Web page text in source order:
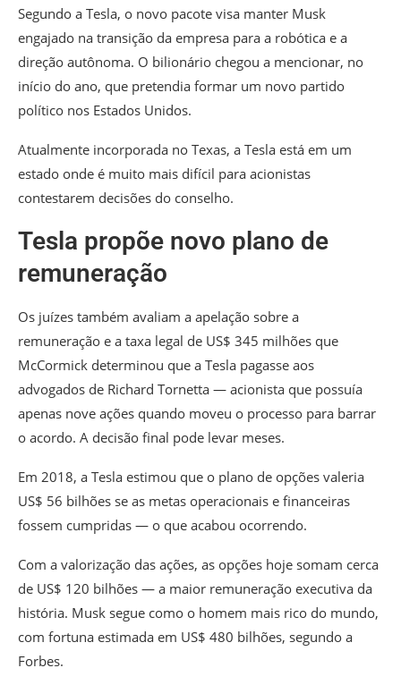
Segundo a Tesla, o novo pacote visa manter Musk
engajado na transição da empresa para a robótica e a
direção autônoma. O bilionário chegou a mencionar, no
início do ano, que pretendia formar um novo partido
político nos Estados Unidos.
Atualmente incorporada no Texas, a Tesla está em um
estado onde é muito mais difícil para acionistas
contestarem decisões do conselho.
Tesla propõe novo plano de
remuneração
Os juízes também avaliam a apelação sobre a
remuneração e a taxa legal de US$ 345 milhões que
McCormick determinou que a Tesla pagasse aos
advogados de Richard Tornetta — acionista que possuía
apenas nove ações quando moveu o processo para barrar
o acordo. A decisão final pode levar meses.
Em 2018, a Tesla estimou que o plano de opções valeria
US$ 56 bilhões se as metas operacionais e financeiras
fossem cumpridas — o que acabou ocorrendo.
Com a valorização das ações, as opções hoje somam cerca
de US$ 120 bilhões — a maior remuneração executiva da
história. Musk segue como o homem mais rico do mundo,
com fortuna estimada em US$ 480 bilhões, segundo a
Forbes.